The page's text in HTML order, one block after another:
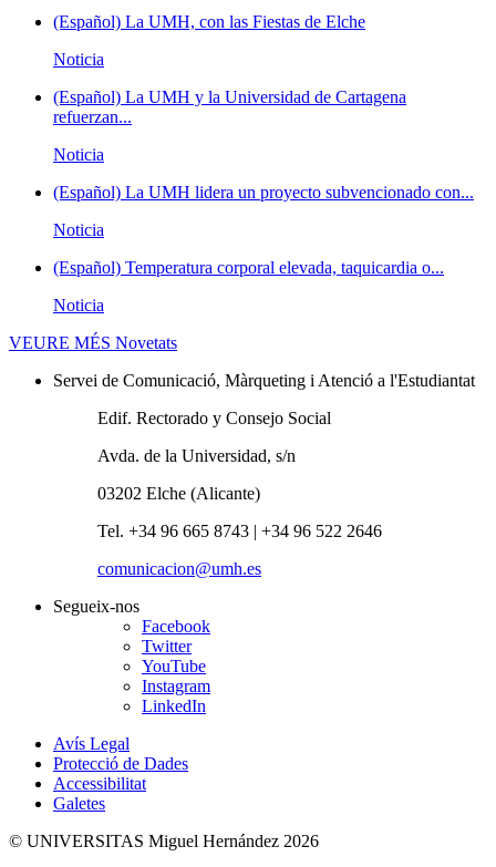
(Español) La UMH, con las Fiestas de Elche
Noticia
(Español) La UMH y la Universidad de Cartagena
refuerzan...
Noticia
(Español) La UMH lidera un proyecto subvencionado con...
Noticia
(Español) Temperatura corporal elevada, taquicardia o...
Noticia
VEURE MÉS Novetats
Servei de Comunicació, Màrqueting i Atenció a l'Estudiantat
Edif. Rectorado y Consejo Social
Avda. de la Universidad, s/n
03202 Elche (Alicante)
Tel. +34 96 665 8743 | +34 96 522 2646
comunicacion@umh.es
Segueix-nos
Facebook
Twitter
YouTube
Instagram
LinkedIn
Avís Legal
Protecció de Dades
Accessibilitat
Galetes
© UNIVERSITAS Miguel Hernández 2026